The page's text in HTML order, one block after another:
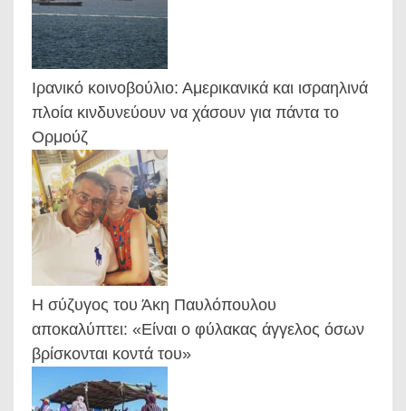
Ιρανικό κοινοβούλιο: Αμερικανικά και ισραηλινά
πλοία κινδυνεύουν να χάσουν για πάντα το
Ορμούζ
Η σύζυγος του Άκη Παυλόπουλου
αποκαλύπτει: «Είναι ο φύλακας άγγελος όσων
βρίσκονται κοντά του»